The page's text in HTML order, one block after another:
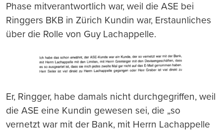
Phase mitverantwortlich war, weil die ASE bei
Ringgers BKB in Zürich Kundin war, Erstaunliches
über die Rolle von Guy Lachappelle.
Er, Ringger, habe damals nicht durchgegriffen, weil
die ASE eine Kundin gewesen sei, die „so
vernetzt war mit der Bank, mit Herrn Lachappelle